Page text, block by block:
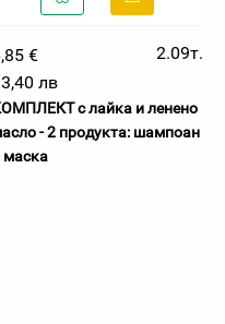
€
2.09т.
лв
с лайка и ленено
- 2 продукта: шампоан
маска